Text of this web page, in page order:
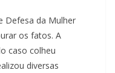
Defesa da Mulher
os fatos. A
caso colheu
diversas